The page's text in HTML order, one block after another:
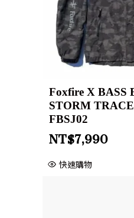
Foxfire X BASS
STORM
FBSJ02
NT$7,990
快速購物